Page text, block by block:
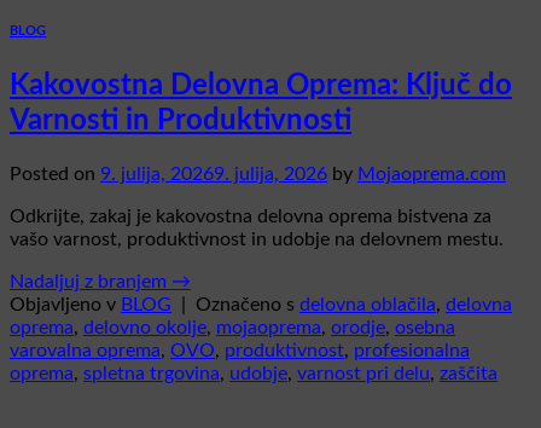
BLOG
Kakovostna Delovna Oprema: Ključ do
Varnosti in Produktivnosti
Posted on 9. julija, 20269. julija, 2026 by Mojaoprema.com
Odkrijte, zakaj je kakovostna delovna oprema bistvena za
vašo varnost, produktivnost in udobje na delovnem mestu.
Nadaljuj z branjem →
Objavljeno v BLOG Označeno s delovna oblačila, delovna
oprema, delovno okolje, mojaoprema, orodje, osebna
varovalna oprema, OVO, produktivnost, profesionalna
oprema, spletna trgovina, udobje, varnost pri delu, zaščita